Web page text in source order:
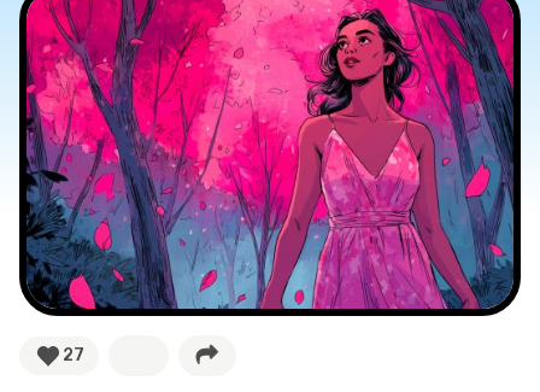
Тесты
Секспросвет
Великие женщины
Тренды
Рецепты
Ваши истории
27